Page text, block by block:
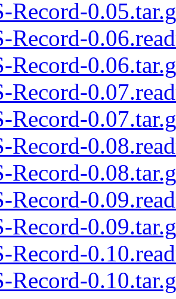
Record-
Record-
Record-
Record-
Record-
Record-
Record-
Record-
Record-
Record-
Record-